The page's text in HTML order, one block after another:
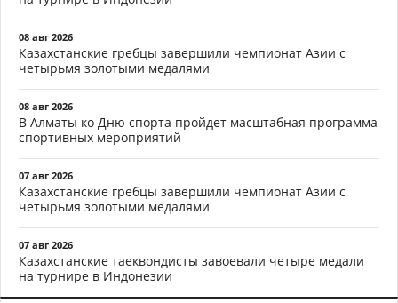
08 авг 2026
Казахстанские гребцы завершили чемпионат Азии с
четырьмя золотыми медалями
08 авг 2026
В Алматы ко Дню спорта пройдет масштабная программа
спортивных мероприятий
07 авг 2026
Казахстанские гребцы завершили чемпионат Азии с
четырьмя золотыми медалями
07 авг 2026
Казахстанские таеквондисты завоевали четыре медали
на турнире в Индонезии